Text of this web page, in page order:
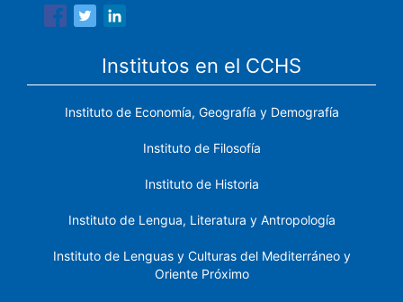
Institutos en el CCHS
Instituto de Economía, Geografía y Demografía
Instituto de Filosofía
Instituto de Historia
Instituto de Lengua, Literatura y Antropología
Instituto de Lenguas y Culturas del Mediterráneo y
Oriente Próximo